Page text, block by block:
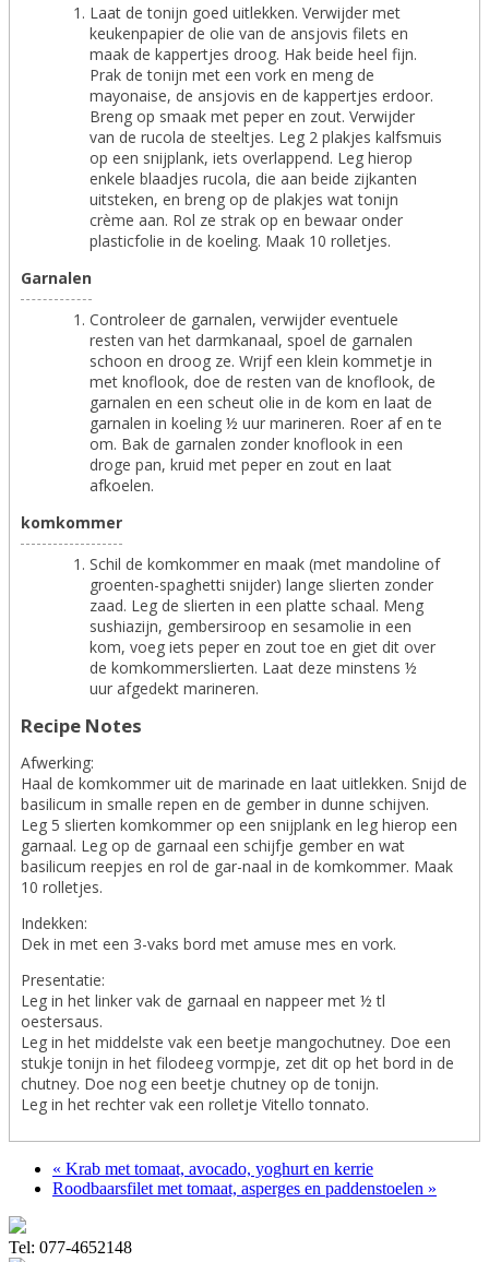
Laat de tonijn goed uitlekken. Verwijder met
keukenpapier de olie van de ansjovis filets en
maak de kappertjes droog. Hak beide heel fijn.
Prak de tonijn met een vork en meng de
mayonaise, de ansjovis en de kappertjes erdoor.
Breng op smaak met peper en zout. Verwijder
van de rucola de steeltjes. Leg 2 plakjes kalfsmuis
op een snijplank, iets overlappend. Leg hierop
enkele blaadjes rucola, die aan beide zijkanten
uitsteken, en breng op de plakjes wat tonijn
crème aan. Rol ze strak op en bewaar onder
plasticfolie in de koeling. Maak 10 rolletjes.
Garnalen
Controleer de garnalen, verwijder eventuele
resten van het darmkanaal, spoel de garnalen
schoon en droog ze. Wrijf een klein kommetje in
met knoflook, doe de resten van de knoflook, de
garnalen en een scheut olie in de kom en laat de
garnalen in koeling ½ uur marineren. Roer af en te
om. Bak de garnalen zonder knoflook in een
droge pan, kruid met peper en zout en laat
afkoelen.
komkommer
Schil de komkommer en maak (met mandoline of
groenten-spaghetti snijder) lange slierten zonder
zaad. Leg de slierten in een platte schaal. Meng
sushiazijn, gembersiroop en sesamolie in een
kom, voeg iets peper en zout toe en giet dit over
de komkommerslierten. Laat deze minstens ½
uur afgedekt marineren.
Recipe Notes
Afwerking:
Haal de komkommer uit de marinade en laat uitlekken. Snijd de
basilicum in smalle repen en de gember in dunne schijven.
Leg 5 slierten komkommer op een snijplank en leg hierop een
garnaal. Leg op de garnaal een schijfje gember en wat
basilicum reepjes en rol de gar-naal in de komkommer. Maak
10 rolletjes.
Indekken:
Dek in met een 3-vaks bord met amuse mes en vork.
Presentatie:
Leg in het linker vak de garnaal en nappeer met ½ tl
oestersaus.
Leg in het middelste vak een beetje mangochutney. Doe een
stukje tonijn in het filodeeg vormpje, zet dit op het bord in de
chutney. Doe nog een beetje chutney op de tonijn.
Leg in het rechter vak een rolletje Vitello tonnato.
« Krab met tomaat, avocado, yoghurt en kerrie
Roodbaarsfilet met tomaat, asperges en paddenstoelen »
Tel: 077-4652148